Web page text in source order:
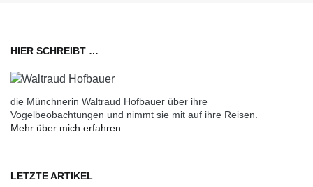
HIER SCHREIBT …
die Münchnerin Waltraud Hofbauer über ihre
Vogelbeobachtungen und nimmt sie mit auf ihre Reisen.
Mehr über mich erfahren …
LETZTE ARTIKEL